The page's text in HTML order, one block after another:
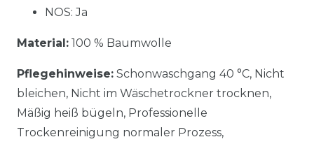
NOS: Ja
Material: 100 % Baumwolle
Pflegehinweise: Schonwaschgang 40 °C, Nicht
bleichen, Nicht im Wäschetrockner trocknen,
Mäßig heiß bügeln, Professionelle
Trockenreinigung normaler Prozess,